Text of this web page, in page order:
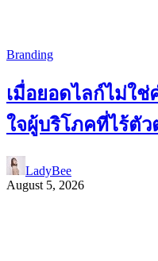
Branding
เมื่อยอดไลก์ไม่ใ
ใจผู้บริโภคที่ไร้ตัว
LadyBee
August 5, 2026